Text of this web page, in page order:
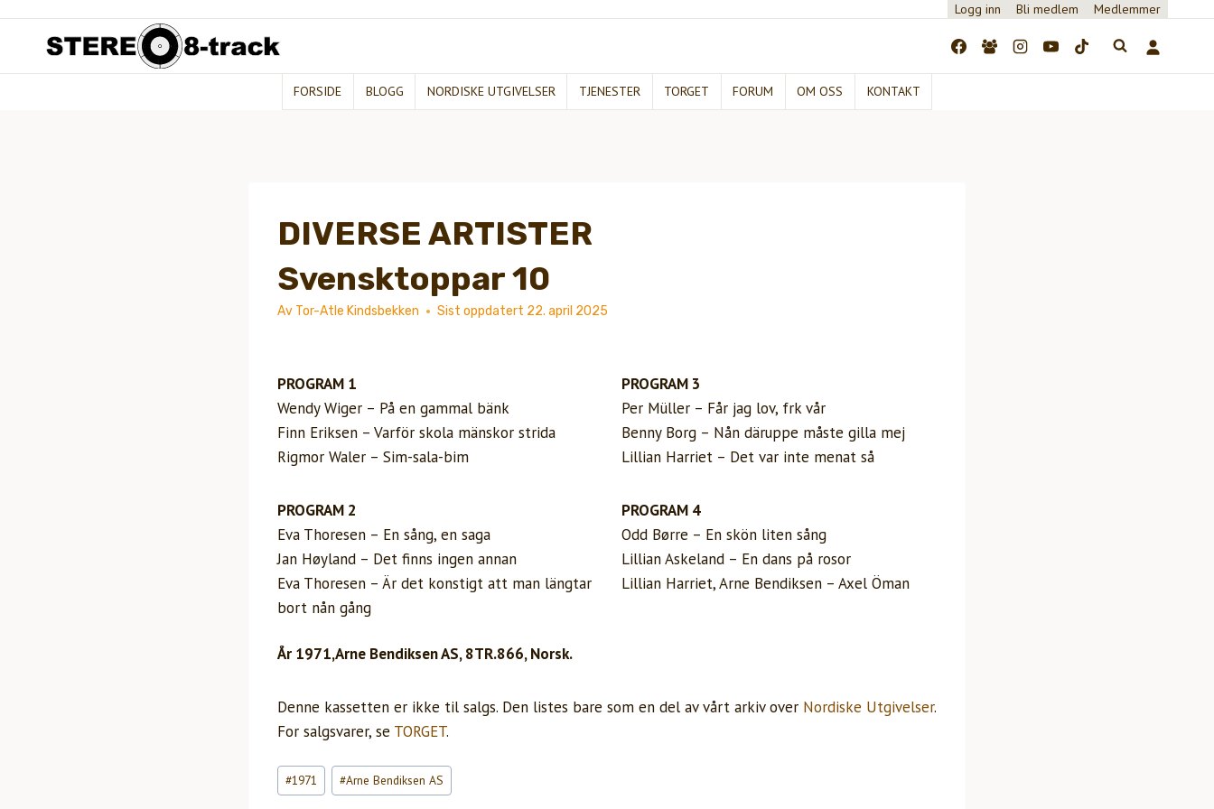
innhold
Logg inn Bli medlem Medlemmer
FORSIDE BLOGG NORDISKE UTGIVELSER TJENESTER TORGET FORUM OM OSS KONTAKT
DIVERSE ARTISTER
Svensktoppar 10
Av Tor-Atle Kindsbekken Sist oppdatert 22. april 2025
PROGRAM 1
Wendy Wiger – På en gammal bänk
Finn Eriksen – Varför skola mänskor strida
Rigmor Waler – Sim-sala-bim
PROGRAM 2
Eva Thoresen – En sång, en saga
Jan Høyland – Det finns ingen annan
Eva Thoresen – Är det konstigt att man längtar
bort nån gång
PROGRAM 3
Per Müller – Får jag lov, frk vår
Benny Borg – Nån däruppe måste gilla mej
Lillian Harriet – Det var inte menat så
PROGRAM 4
Odd Børre – En skön liten sång
Lillian Askeland – En dans på rosor
Lillian Harriet, Arne Bendiksen – Axel Öman
År 1971,Arne Bendiksen AS, 8TR.866, Norsk.
Denne kassetten er ikke til salgs. Den listes bare som en del av vårt arkiv over Nordiske Utgivelser.
For salgsvarer, se TORGET.
Innleggstagger:
#1971 #Arne Bendiksen AS